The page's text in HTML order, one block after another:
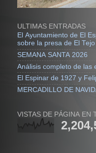
ULTIMAS ENTRADAS
El Ayuntamiento de El Espinar
sobre la presa de El Tejo
SEMANA SANTA 2026
El Espinar de 1927 y
MERCADILLO DE
VISTAS DE PÁGINA EN